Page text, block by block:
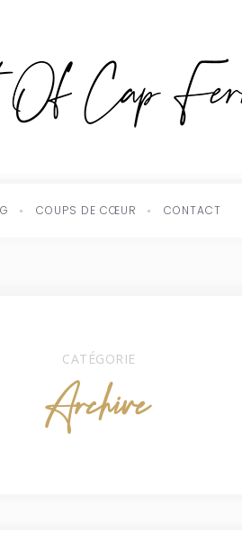
COUPS DE CŒUR CONTACT
CATÉGORIE
Archive